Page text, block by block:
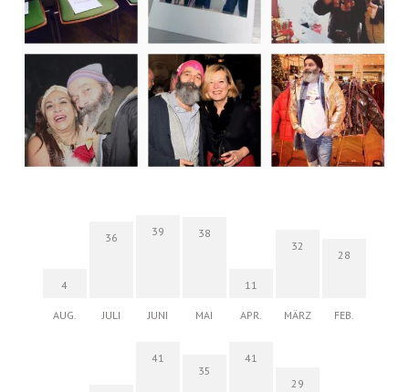
4
AUG.
36
JULI
39
JUNI
38
MAI
11
APR.
32
MÄRZ
28
FEB.
41
35
41
29